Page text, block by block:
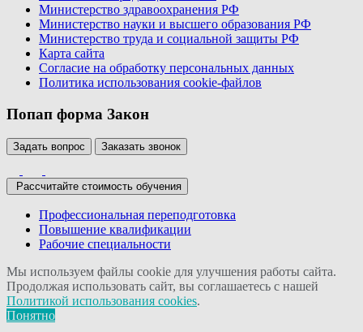
Министерство здравоохранения РФ
Министерство науки и высшего образования РФ
Министерство труда и социальной защиты РФ
Карта сайта
Согласие на обработку персональных данных
Политика использования сookie-файлов
Попап форма Закон
Задать вопрос Заказать звонок
Рассчитайте стоимость обучения
Профессиональная переподготовка
Повышение квалификации
Рабочие специальности
Мы используем файлы cookie для улучшения работы сайта.
Продолжая использовать сайт, вы соглашаетесь с нашей
Политикой использования cookies.
Понятно